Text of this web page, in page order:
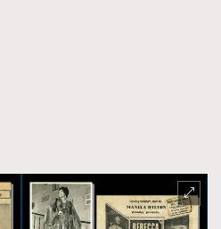
TRENDING